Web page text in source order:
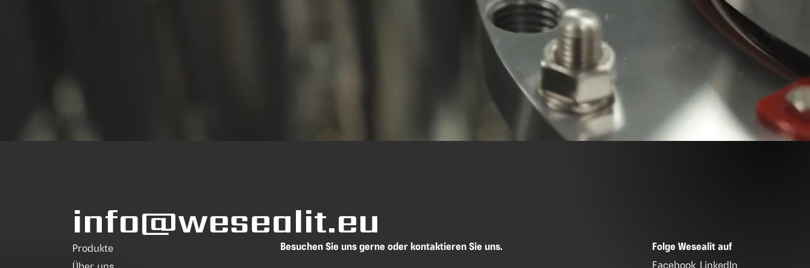
info@wesealit.eu
Produkte
Besuchen Sie uns gerne oder kontaktieren Sie uns.
Folge Wesealit auf
Facebook LinkedIn